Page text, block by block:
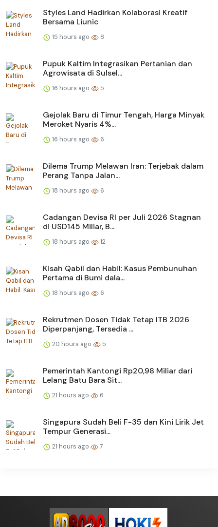
Styles Land Hadirkan Kolaborasi Kreatif
Bersama Liunic
15 hours ago 8
Pupuk Kaltim Integrasikan Pertanian dan
Agrowisata di Sulsel...
16 hours ago 5
Gejolak Baru di Timur Tengah, Harga Minyak
Meroket Nyaris 4%...
16 hours ago 6
Dilema Trump Melawan Iran: Terjebak dalam
Perang Tanpa Jalan...
18 hours ago 6
Cadangan Devisa RI per Juli 2026 Stagnan
di USD145 Miliar, B...
18 hours ago 12
Kisah Qabil dan Habil: Kasus Pembunuhan
Pertama di Bumi dala...
18 hours ago 6
Rekrutmen Dosen Tidak Tetap ITB 2026
Diperpanjang, Tersedia ...
20 hours ago 5
Pemerintah Kantongi Rp20,98 Miliar dari
Lelang Batu Bara Sit...
21 hours ago 6
Singapura Sudah Beli F-35 dan Kini Lirik Jet
Tempur Generasi...
21 hours ago 7